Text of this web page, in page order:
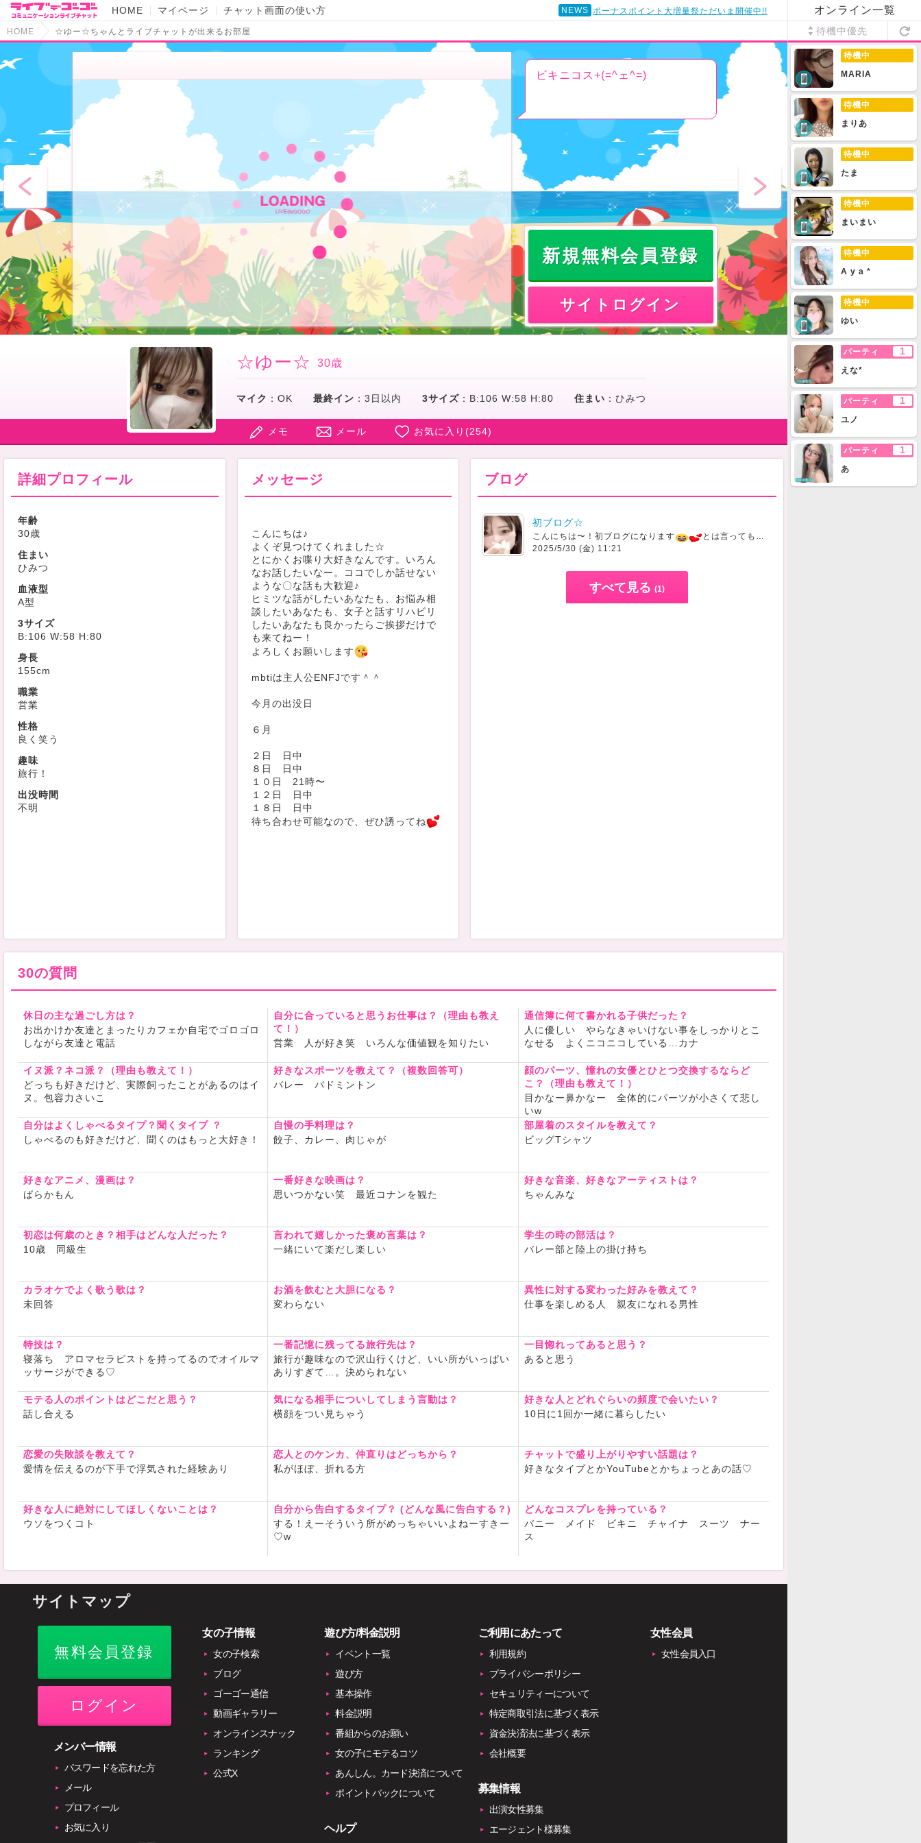
HOME マイページ チャット画面の使い方 NEWS ボーナスポイント大増量祭ただいま開催中!!
HOME ☆ゆー☆ちゃんとライブチャットが出来るお部屋
ビキニコス+(=^ェ^=)
新規無料会員登録
サイトログイン
☆ゆー☆ 30歳
マイク ： OK 最終イン ： 3日以内 3サイズ： B:106 W:58 H:80 住まい ： ひみつ
メモ メール お気に入り(254)
詳細プロフィール
年齢
30歳
住まい
ひみつ
血液型
A型
3サイズ
B:106 W:58 H:80
身長
155cm
職業
営業
性格
良く笑う
趣味
旅行！
出没時間
不明
メッセージ
こんにちは♪
よくぞ見つけてくれました☆
とにかくお喋り大好きなんです。いろん
なお話したいなー。ココでしか話せない
ような〇な話も大歓迎♪
ヒミツな話がしたいあなたも、お悩み相
談したいあなたも、女子と話すリハビリ
したいあなたも良かったらご挨拶だけで
も来てねー！
よろしくお願いします
mbtiは主人公ENFJです＾＾
今月の出没日
６月
２日 日中
８日 日中
１０日 21時〜
１２日 日中
１８日 日中
待ち合わせ可能なので、ぜひ誘ってね
ブログ
初ブログ☆
こんにちは〜！初ブログになります
とは言っても、もう何度かインはしていて…なかなか投稿出来ず、やっと！！
2025/5/30 (金) 11:21
すべて見る (1)
30の質問
休日の主な過ごし方は？
お出かけか友達とまったりカフェか自宅でゴロゴロ
しながら友達と電話
自分に合っていると思うお仕事は？（理由も教え
て！）
営業 人が好き笑 いろんな価値観を知りたい
通信簿に何て書かれる子供だった？
人に優しい やらなきゃいけない事をしっかりとこ
なせる よくニコニコしている…カナ
イヌ派？ネコ派？（理由も教えて！）
どっちも好きだけど、実際飼ったことがあるのはイ
ヌ。包容力さいこ
好きなスポーツを教えて？（複数回答可）
バレー バドミントン
顔のパーツ、憧れの女優とひとつ交換するならど
こ？（理由も教えて！）
目かなー鼻かなー 全体的にパーツが小さくて悲し
いw
自分はよくしゃべるタイプ？聞くタイプ ？
しゃべるのも好きだけど、聞くのはもっと大好き！
自慢の手料理は？
餃子、カレー、肉じゃが
部屋着のスタイルを教えて？
ビッグTシャツ
好きなアニメ、漫画は？
ばらかもん
一番好きな映画は？
思いつかない笑 最近コナンを観た
好きな音楽、好きなアーティストは？
ちゃんみな
初恋は何歳のとき？相手はどんな人だった？
10歳 同級生
言われて嬉しかった褒め言葉は？
一緒にいて楽だし楽しい
学生の時の部活は？
バレー部と陸上の掛け持ち
カラオケでよく歌う歌は？
未回答
お酒を飲むと大胆になる？
変わらない
異性に対する変わった好みを教えて？
仕事を楽しめる人 親友になれる男性
特技は？
寝落ち アロマセラピストを持ってるのでオイルマ
ッサージができる♡
一番記憶に残ってる旅行先は？
旅行が趣味なので沢山行くけど、いい所がいっぱい
ありすぎて…。決められない
一目惚れってあると思う？
あると思う
モテる人のポイントはどこだと思う？
話し合える
気になる相手についしてしまう言動は？
横顔をつい見ちゃう
好きな人とどれぐらいの頻度で会いたい？
10日に1回か一緒に暮らしたい
恋愛の失敗談を教えて？
愛情を伝えるのが下手で浮気された経験あり
恋人とのケンカ、仲直りはどっちから？
私がほぼ、折れる方
チャットで盛り上がりやすい話題は？
好きなタイプとかYouTubeとかちょっとあの話♡
好きな人に絶対にしてほしくないことは？
ウソをつくコト
自分から告白するタイプ？ (どんな風に告白する？)
する！えーそういう所がめっちゃいいよねーすきー
♡w
どんなコスプレを持っている？
バニー メイド ビキニ チャイナ スーツ ナー
ス
サイトマップ
無料会員登録
ログイン
メンバー情報
パスワードを忘れた方
メール
プロフィール
お気に入り
女の子情報
女の子検索
ブログ
ゴーゴー通信
動画ギャラリー
オンラインスナック
ランキング
公式X
遊び方/料金説明
イベント一覧
遊び方
基本操作
料金説明
番組からのお願い
女の子にモテるコツ
あんしん。カード決済について
ポイントバックについて
ヘルプ
ご利用にあたって
利用規約
プライバシーポリシー
セキュリティーについて
特定商取引法に基づく表示
資金決済法に基づく表示
会社概要
募集情報
出演女性募集
エージェント様募集
女性会員
女性会員入口
オンライン一覧
待機中優先
待機中
MARIA
待機中
まりあ
待機中
たま
待機中
まいまい
待機中
A y a *
待機中
ゆい
パーティ 1
えな*
パーティ 1
ユノ
パーティ 1
あ